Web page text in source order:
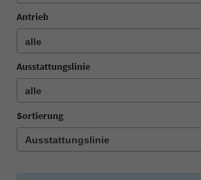
Antrieb
Ausstattungslinie
Sortierung